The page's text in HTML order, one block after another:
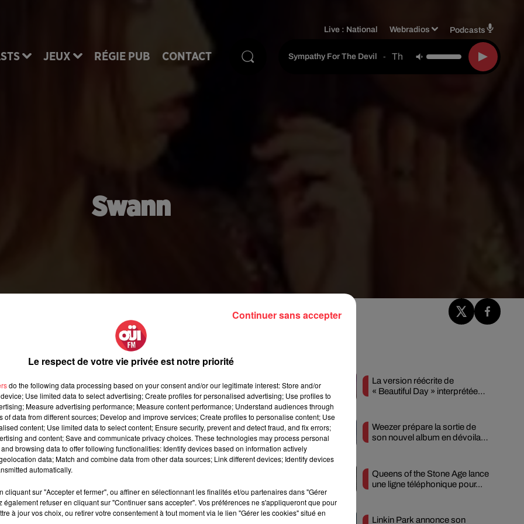
JEUX RÉGIE PUB CONTACT
Live : National Webradios Podcasts
Sympathy For The Devil - The Rolling Stones
Swann
Dom Kiris et Sacha, en vidéo avec son titre
et Sacha, en vidéo avec son titreShow Me Your Love, et une
Me Your Love, le 14 janvier, Swann nous le présente au cours
! (19h-21h). Découvrez sa pop tranquille et intimiste, inspirée
, est prévu pour le mois de mars prochain.
ouifm-swann-show-me-your-love_music
La version réécrite de
« Beautiful Day » interprétée
Weezer prépare la sortie de
son nouvel album en dévoilant
Queens of the Stone Age lance
une ligne téléphonique pour...
Linkin Park annonce son
Le respect de votre vie privée est notre priorité
do the following data processing based on your consent and/or our legitimate interest: Store and/or
Use limited data to select advertising; Create profiles for personalised advertising; Use profiles to
Measure advertising performance; Measure content performance; Understand audiences through
of data from different sources; Develop and improve services; Create profiles to personalise content; Use
content; Use limited data to select content; Ensure security, prevent and detect fraud, and fix errors;
and content; Save and communicate privacy choices. These technologies may process personal
browsing data to offer following functionalities: Identify devices based on information actively
data; Match and combine data from other data sources; Link different devices; Identify devices
automatically.
cliquant sur "Accepter et fermer", ou affiner en sélectionnant les finalités et/ou partenaires dans "Gérer
également refuser en cliquant sur "Continuer sans accepter". Vos préférences ne s'appliqueront que pour
à jour vos choix, ou retirer votre consentement à tout moment via le lien "Gérer les cookies" situé en
Continuer sans accepter